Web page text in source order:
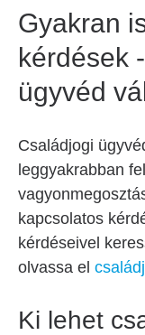
Gyakran
kérdések
ügyvéd
Családjogi
leggyakrabban
kapcsolatos
kérdéseivel
olvassa el
Ki lehet